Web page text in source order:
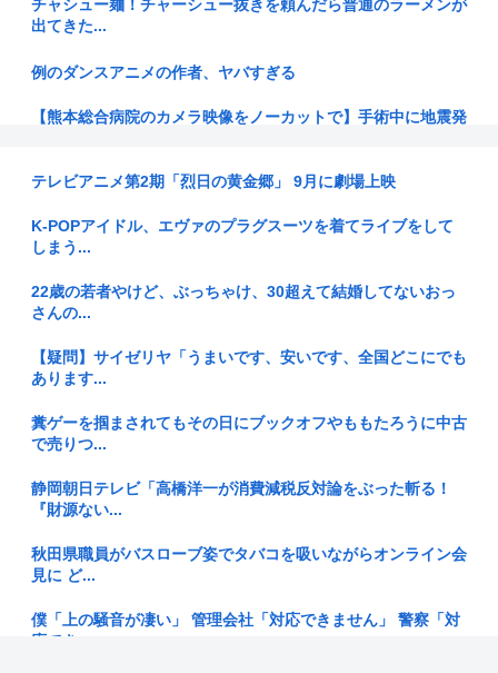
チャシュー麺！チャーシュー抜きを頼んだら普通のラーメンが
出てきた...
例のダンスアニメの作者、ヤバすぎる
【熊本総合病院のカメラ映像をノーカットで】手術中に地震発
【衝撃】佐藤二朗(57)、久しぶりにXを更新！その内容がガチ
【画像あり】弊社の女性社員、胸を強調しすぎで困るんだが
旅館「この押入れには布団は入ってません」
自民党さん、障がい者福祉を切り捨てて財源捻出に成功www
てます
【画像】その太ももでJCは無理だろwww
GACKTや小沢仁志に「セリフが聞き取れない」 日本語作品を
【悲報】日本さん、いよいよ本格的に壊れるwww
内閣広報官「高市総理が避難所を3分しか視察しなかったなん
テレビアニメ第2期「烈日の黄金郷」 9月に劇場上映
K-POPアイドル、エヴァのプラグスーツを着てライブをして
しまう...
22歳の若者やけど、ぶっちゃけ、30超えて結婚してないおっ
さんの...
【疑問】サイゼリヤ「うまいです、安いです、全国どこにでも
あります...
糞ゲーを掴まされてもその日にブックオフやももたろうに中古
で売りつ...
静岡朝日テレビ「高橋洋一が消費減税反対論をぶった斬る！
『財源ない...
秋田県職員がバスローブ姿でタバコを吸いながらオンライン会
見に ど...
僕「上の騒音が凄い」 管理会社「対応できません」 警察「対
応でき...